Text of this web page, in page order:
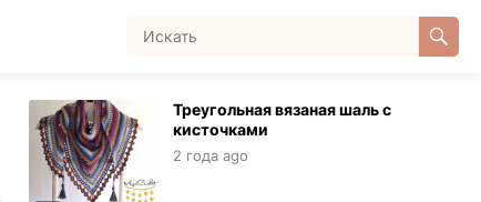
Треугольная вязаная шаль с
кисточками
2 года ago